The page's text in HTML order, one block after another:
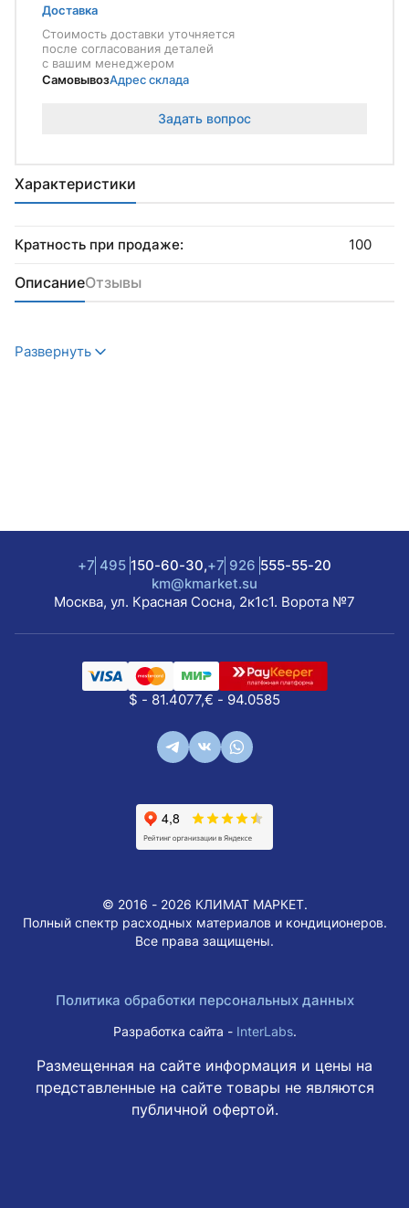
Характеристики
Кратность при продаже: 100
Доставка
Стоимость доставки уточняется
после согласования деталей
с вашим менеджером
СамовывозАдрес склада
Задать вопрос
ОписаниеОтзывы
Развернуть
+7 495 150-60-30,+7 926 555-55-20
km@kmarket.su
Москва, ул. Красная Сосна, 2к1с1. Ворота №7
$ - 81.4077,€ - 94.0585
© 2016 - 2026 КЛИМАТ МАРКЕТ.
Полный спектр расходных материалов и кондиционеров.
Все права защищены.
Политика обработки персональных данных
Разработка сайта - InterLabs.
Размещенная на сайте информация и цены на
представленные на сайте товары не являются
публичной офертой.